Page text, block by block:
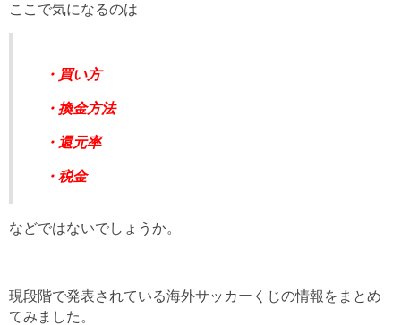
ここで気になるのは
・買い方
・換金方法
・還元率
・税金
などではないでしょうか。
現段階で発表されている海外サッカーくじの情報をまとめ
てみました。